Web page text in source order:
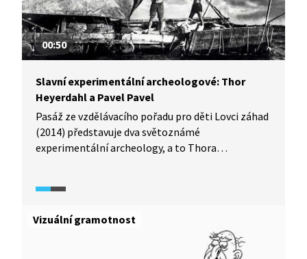
00:50
Slavní experimentální archeologové: Thor
Heyerdahl a Pavel Pavel
Pasáž ze vzdělávacího pořadu pro děti Lovci záhad
(2014) představuje dva světoznámé
experimentální archeology, a to Thora
o tom, jak se dostaly na své místo slavné sochy
Vizuální gramotnost